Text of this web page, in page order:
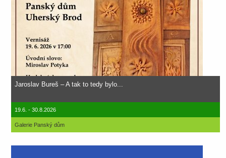
Jaroslav Bureš – A tak to tedy bylo...
19.6. - 30.8.2026
Galerie Panský dům